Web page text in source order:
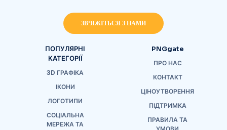
ЗВ'ЯЖІТЬСЯ З НАМИ
ПОПУЛЯРНІ
КАТЕГОРІЇ
3D ГРАФІКА
ІКОНИ
ЛОГОТИПИ
СОЦІАЛЬНА
МЕРЕЖА ТА
PNGgate
ПРО НАС
КОНТАКТ
ЦІНОУТВОРЕННЯ
ПІДТРИМКА
ПРАВИЛА ТА